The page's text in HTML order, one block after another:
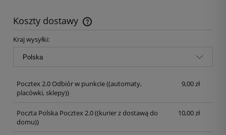
Koszty dostawy
Kraj wysyłki:
Pocztex 2.0 Odbiór w punkcie((automaty,
placówki, sklepy))
9,00 zł
Poczta Polska Pocztex 2.0((kurier z dostawą do
domu))
10,00 zł